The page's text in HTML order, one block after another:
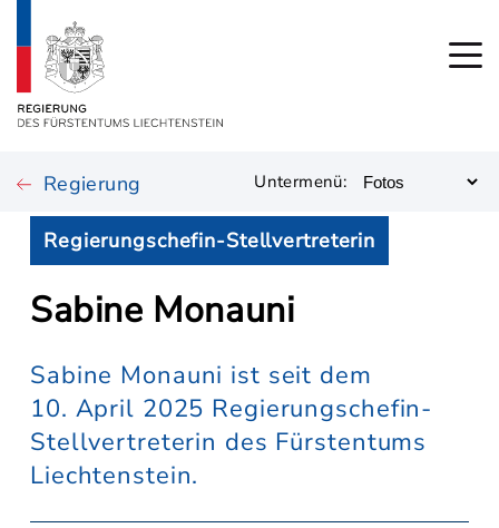
Regierung Untermenü:
Regierungschefin-Stellvertreterin
Sabine Monauni
Sabine Monauni ist seit dem
10. April 2025 Regierungschefin-
Stellvertreterin des Fürstentums
Liechtenstein.